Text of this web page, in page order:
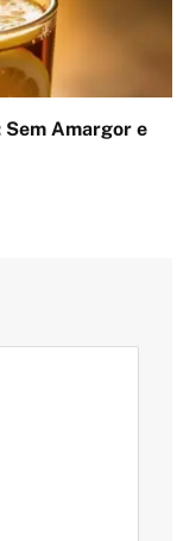
Sem Amargor e